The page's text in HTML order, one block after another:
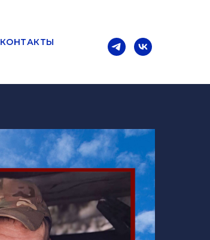
КОНТАКТЫ